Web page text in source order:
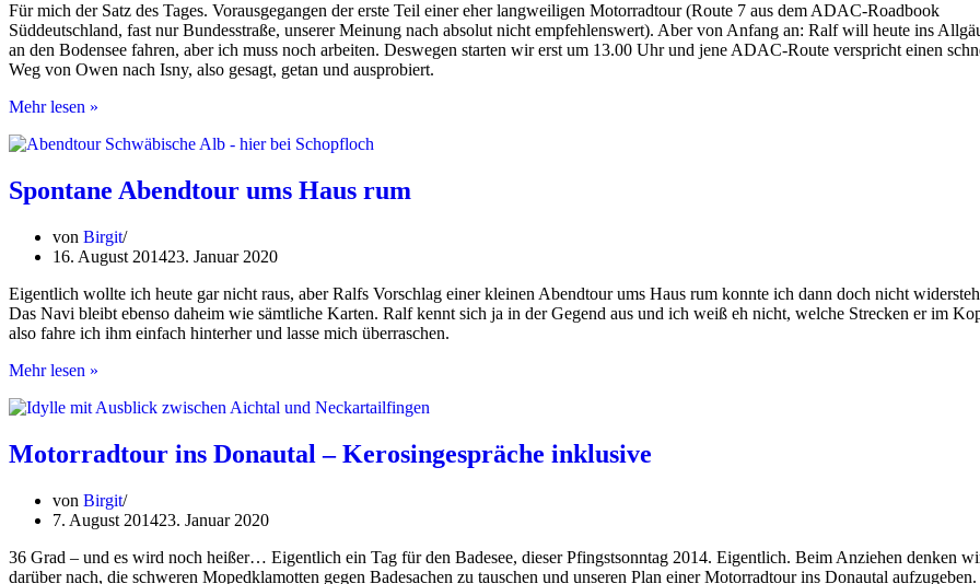
Für mich der Satz des Tages. Vorausgegangen der erste Teil einer eher langweiligen Motorradtour (Route 7 aus dem ADAC-Roadbook
Süddeutschland, fast nur Bundesstraße, unserer Meinung nach absolut nicht empfehlenswert). Aber von Anfang an: Ralf will heute ins
an den Bodensee fahren, aber ich muss noch arbeiten. Deswegen starten wir erst um 13.00 Uhr und jene ADAC-Route verspricht einen
Weg von Owen nach Isny, also gesagt, getan und ausprobiert.
Mehr lesen »
passiert,
ich
jetzt
eingebe?
Spontane Abendtour ums Haus rum
von Birgit
16. August 201423. Januar 2020
Eigentlich wollte ich heute gar nicht raus, aber Ralfs Vorschlag einer kleinen Abendtour ums Haus rum konnte ich dann doch nicht
Das Navi bleibt ebenso daheim wie sämtliche Karten. Ralf kennt sich ja in der Gegend aus und ich weiß eh nicht, welche Strecken er im
also fahre ich ihm einfach hinterher und lasse mich überraschen.
Mehr lesen »
ums
rum
Motorradtour ins Donautal – Kerosingespräche inklusive
von Birgit
7. August 201423. Januar 2020
36 Grad – und es wird noch heißer… Eigentlich ein Tag für den Badesee, dieser Pfingstsonntag 2014. Eigentlich. Beim Anziehen denken
darüber nach, die schweren Mopedklamotten gegen Badesachen zu tauschen und unseren Plan einer Motorradtour ins Donautal aufzugeben.